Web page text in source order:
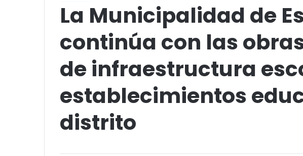
La Municipalidad de
continúa con las
de infraestructura
establecimientos
distrito